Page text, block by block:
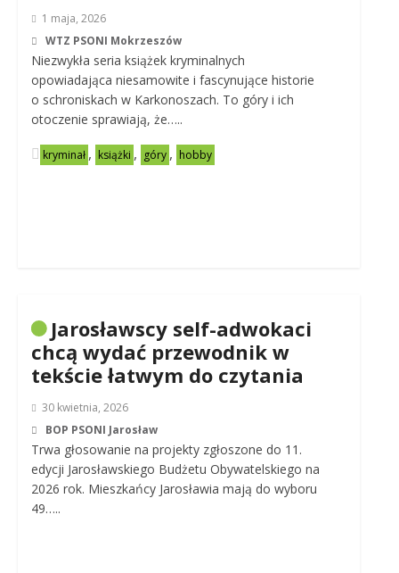
1 maja, 2026
WTZ PSONI Mokrzeszów
Niezwykła seria książek kryminalnych
opowiadająca niesamowite i fascynujące historie
o schroniskach w Karkonoszach. To góry i ich
otoczenie sprawiają, że…..
kryminał , książki , góry , hobby
Jarosławscy self-adwokaci
chcą wydać przewodnik w
tekście łatwym do czytania
30 kwietnia, 2026
BOP PSONI Jarosław
Trwa głosowanie na projekty zgłoszone do 11.
edycji Jarosławskiego Budżetu Obywatelskiego na
2026 rok. Mieszkańcy Jarosławia mają do wyboru
49…..